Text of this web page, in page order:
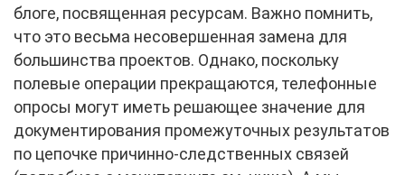
блоге, посвященная ресурсам. Важно помнить,
что это весьма несовершенная замена для
большинства проектов. Однако, поскольку
полевые операции прекращаются, телефонные
опросы могут иметь решающее значение для
документирования промежуточных результатов
по цепочке причинно-следственных связей